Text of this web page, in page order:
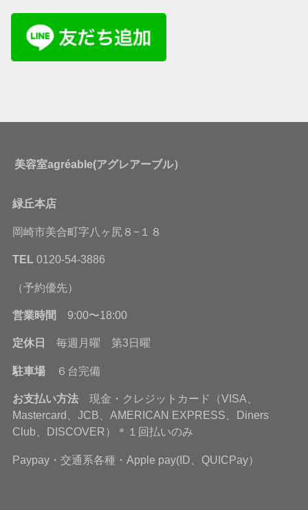
美容室agréable(アグレアーブル）
緑丘本店
岡崎市美合町字八ヶ尻８−１８
TEL 0120-54-3886
（予約優先）
営業時間 9:00〜18:00
定休日 毎週月曜 第3日曜
駐車場 ６台完備
お支払い方法現金・クレジットカード（VISA、
Mastercard、JCB、AMERICAN EXPRESS、Diners
Club、DISCOVER）＊１回払いのみ
Paypay・交通系各種・Apple pay(ID、QUICPay）